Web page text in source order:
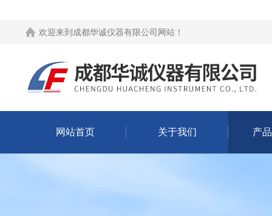
欢迎来到 成都华诚仪器有限公司网站 ！
网站首页 关于我们 产